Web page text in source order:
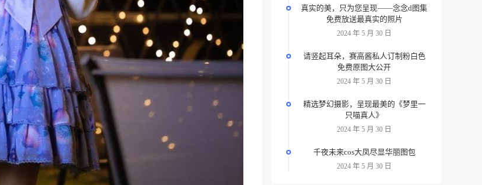
真实的美，只为您呈现——念念d图集
免费放送最真实的照片
2024 年 5 月 30 日
请竖起耳朵，赛高酱私人订制粉白色
免费原图大公开
2024 年 5 月 30 日
精选梦幻摄影，呈现最美的《梦里一
只喵真人》
2024 年 5 月 30 日
千夜未来cos大凤尽显华丽图包
2024 年 5 月 30 日